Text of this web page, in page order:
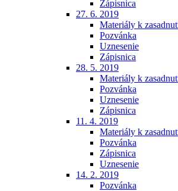
Zápisnica
27. 6. 2019
Materiály k
Pozvánka
Uznesenie
Zápisnica
28. 5. 2019
Materiály k
Pozvánka
Uznesenie
Zápisnica
11. 4. 2019
Materiály k
Pozvánka
Zápisnica
Uznesenie
14. 2. 2019
Pozvánka